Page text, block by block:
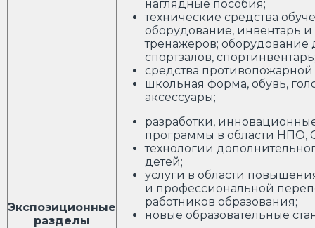
Экспозиционные
разделы
наглядные пособия;
технические средства
оборудование, инвентарь
тренажеров; оборудование
спортзалов,
средства противопожарной
школьная форма, обувь,
аксессуары;
разработки,
программы в области
технологии
детей;
услуги в области
и профессиональной
работников образования;
новые образовательные